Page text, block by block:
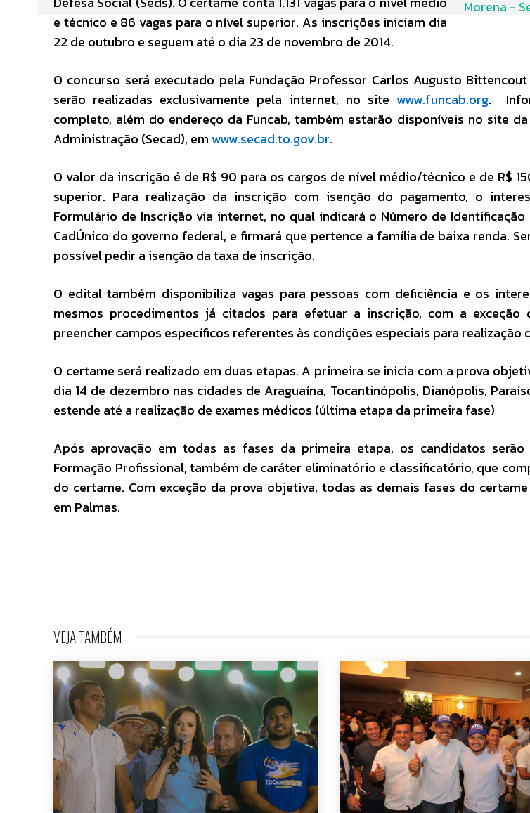
e técnico e 86 vagas para o nível superior. As inscrições iniciam dia
22 de outubro e seguem até o dia 23 de novembro de 2014.
O concurso será executado pela Fundação Professor Carlos Augusto
serão realizadas exclusivamente pela internet, no site www.funcab.org.
completo, além do endereço da Funcab, também estarão disponíveis no site
Administração (Secad), em www.secad.to.gov.br.
O valor da inscrição é de R$ 90 para os cargos de nível médio/técnico e de R$
superior. Para realização da inscrição com isenção do pagamento, o
Formulário de Inscrição via internet, no qual indicará o Número de Identificação
CadÚnico do governo federal, e firmará que pertence a família de baixa renda.
possível pedir a isenção da taxa de inscrição.
O edital também disponibiliza vagas para pessoas com deficiência e os
mesmos procedimentos já citados para efetuar a inscrição, com a
preencher campos específicos referentes às condições especiais para realização
O certame será realizado em duas etapas. A primeira se inicia com a prova
dia 14 de dezembro nas cidades de Araguaína, Tocantinópolis, Dianópolis,
estende até a realização de exames médicos (última etapa da primeira fase)
Após aprovação em todas as fases da primeira etapa, os candidatos
Formação Profissional, também de caráter eliminatório e classificatório, que
do certame. Com exceção da prova objetiva, todas as demais fases do
em Palmas.
VEJA TAMBÉM